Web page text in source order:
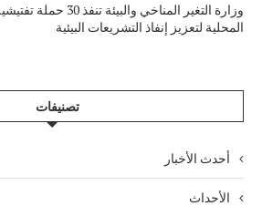
وزارة التغير المناخي
المحلية لتعزيز إنفاذ التشريعات البيئية
تصنيفات
أحدث الأخبار
الأحداث